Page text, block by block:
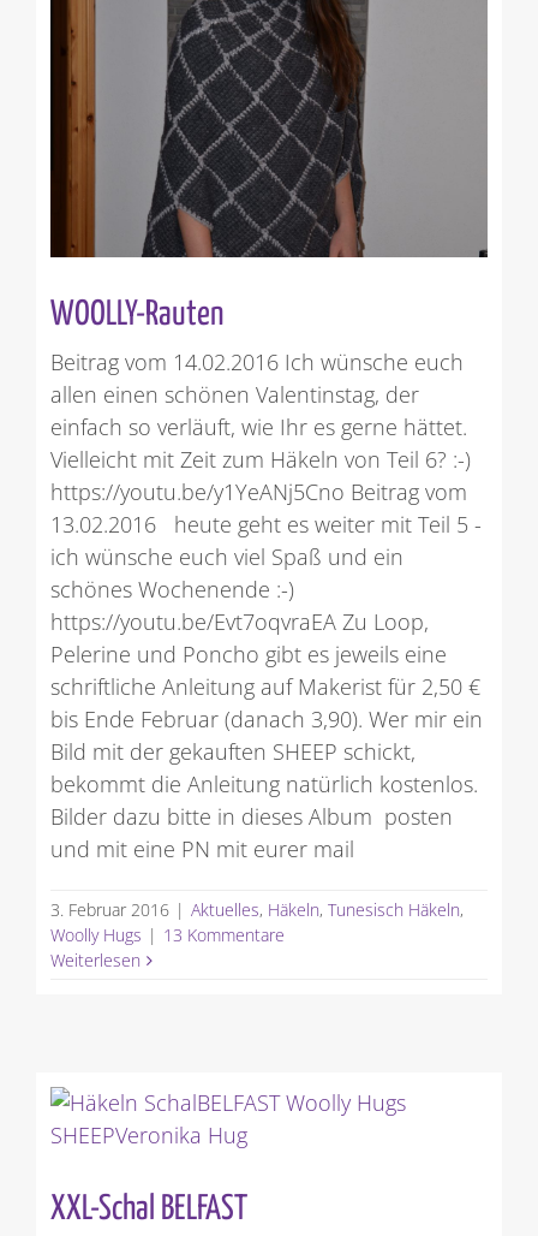
WOOLLY-Rauten
Beitrag vom 14.02.2016 Ich wünsche euch
allen einen schönen Valentinstag, der
einfach so verläuft, wie Ihr es gerne hättet.
Vielleicht mit Zeit zum Häkeln von Teil 6? :-)
https://youtu.be/y1YeANj5Cno Beitrag vom
13.02.2016 heute geht es weiter mit Teil 5 -
ich wünsche euch viel Spaß und ein
schönes Wochenende :-)
https://youtu.be/Evt7oqvraEA Zu Loop,
Pelerine und Poncho gibt es jeweils eine
schriftliche Anleitung auf Makerist für 2,50 €
bis Ende Februar (danach 3,90). Wer mir ein
Bild mit der gekauften SHEEP schickt,
bekommt die Anleitung natürlich kostenlos.
Bilder dazu bitte in dieses Album posten
und mit eine PN mit eurer mail
3. Februar 2016 | Aktuelles, Häkeln, Tunesisch Häkeln,
Woolly Hugs | 13 Kommentare
Weiterlesen
XXL-Schal BELFAST